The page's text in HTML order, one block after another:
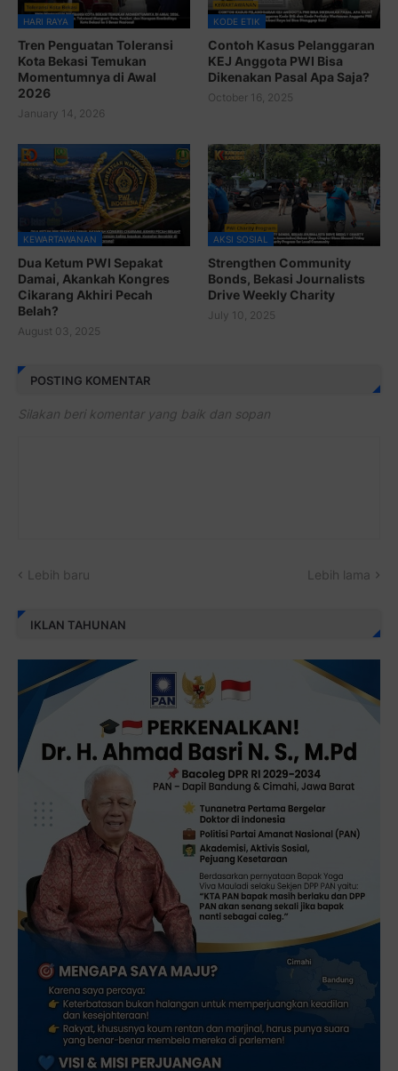
HARI RAYA
Tren Penguatan Toleransi
Kota Bekasi Temukan
Momentumnya di Awal
2026
January 14, 2026
KODE ETIK
Contoh Kasus Pelanggaran
KEJ Anggota PWI Bisa
Dikenakan Pasal Apa Saja?
October 16, 2025
KEWARTAWANAN
Dua Ketum PWI Sepakat
Damai, Akankah Kongres
Cikarang Akhiri Pecah
Belah?
August 03, 2025
AKSI SOSIAL
Strengthen Community
Bonds, Bekasi Journalists
Drive Weekly Charity
July 10, 2025
POSTING KOMENTAR
Silakan beri komentar yang baik dan sopan
Lebih baru Lebih lama
IKLAN TAHUNAN